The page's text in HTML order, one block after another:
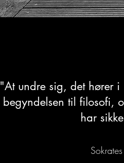
"At undre sig, det hører
begyndelsen til filosofi,
har